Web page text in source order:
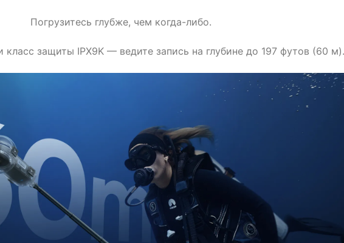
Погрузитесь глубже, чем когда-либо.
защиты IPX9K — ведите запись на глубине до 197 футов (60 м).